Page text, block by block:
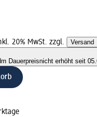
20% MwSt. zzgl. Versand
Dauerpreisnicht erhöht seit